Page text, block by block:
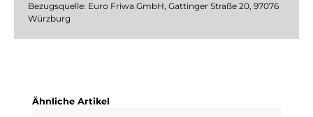
Bezugsquelle: Euro Friwa GmbH, Gattinger Straße 20, 97076
Würzburg
Produktgalerie überspringen
Ähnliche Artikel